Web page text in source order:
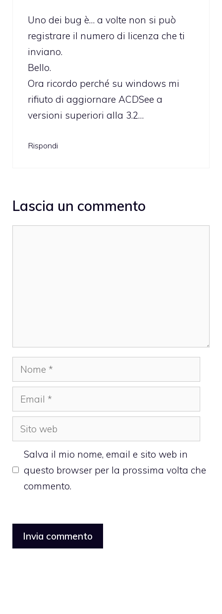
Uno dei bug è… a volte non si può
registrare il numero di licenza che ti
inviano.
Bello.
Ora ricordo perché su windows mi
rifiuto di aggiornare ACDSee a
versioni superiori alla 3.2…
Rispondi
Lascia un commento
Nome
Email
Sito
web
Salva il mio nome, email e sito web in
questo browser per la prossima volta che
commento.